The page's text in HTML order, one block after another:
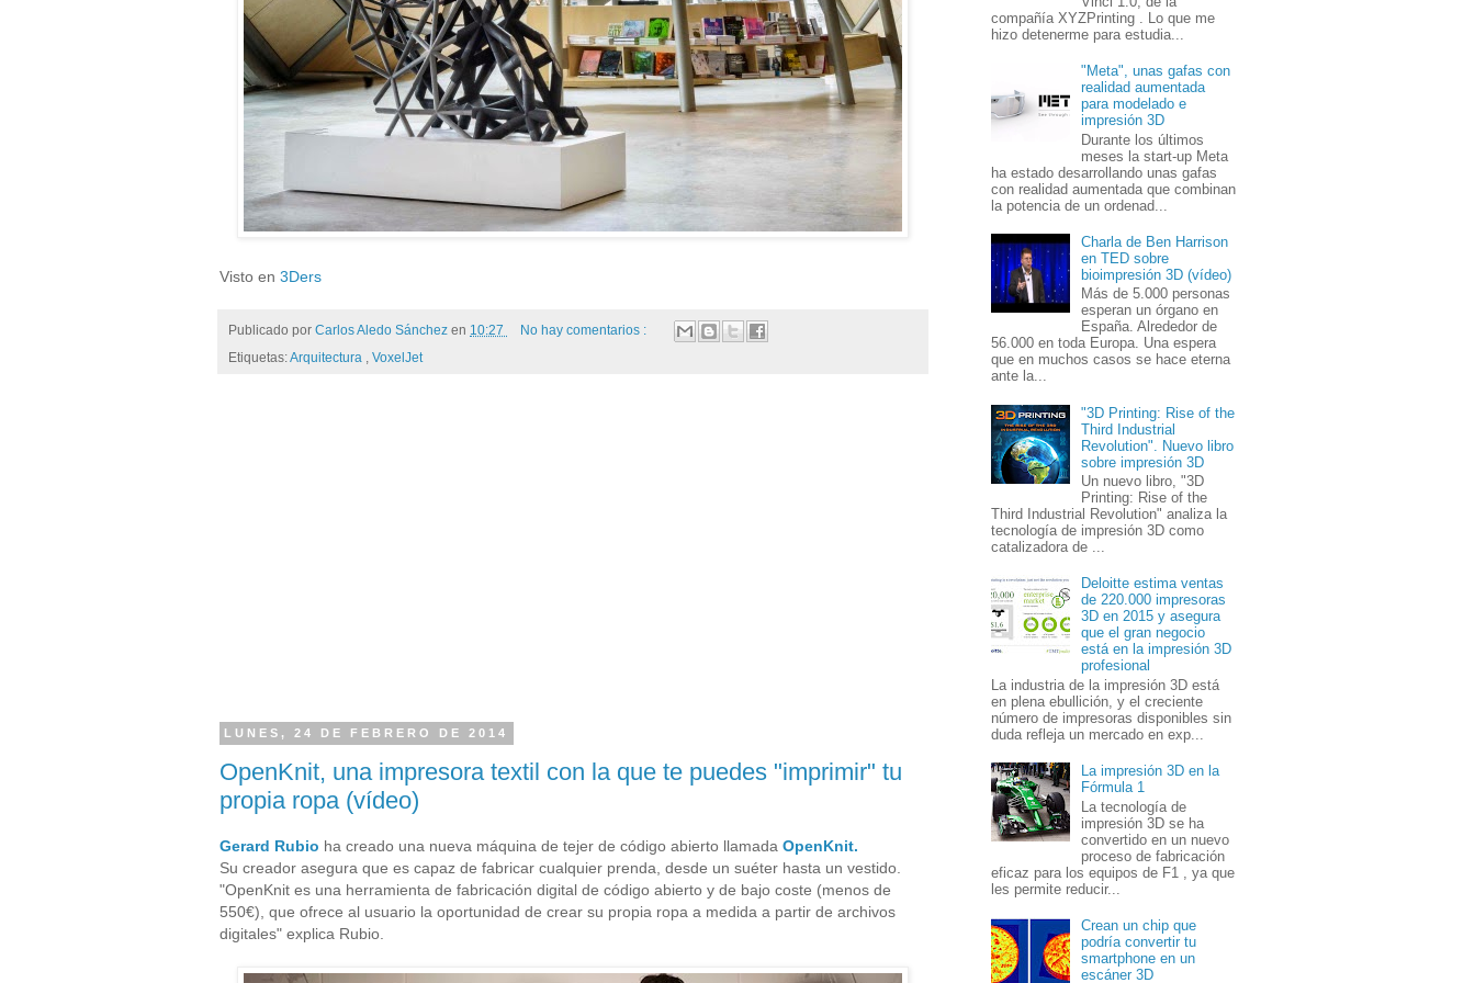
Visto en 3Ders
Publicado por Carlos Aledo Sánchez en 10:27
No hay comentarios :
Etiquetas:Arquitectura VoxelJet
LUNES, 24 DE FEBRERO DE 2014
OpenKnit, una impresora textil con la que te puedes "imprimir" tu
propia ropa (vídeo)
Gerard Rubio ha creado una nueva máquina de tejer de código abierto llamada OpenKnit.
Su creador asegura que es capaz de fabricar cualquier prenda, desde un suéter hasta un vestido.
"OpenKnit es una herramienta de fabricación digital de código abierto y de bajo coste (menos de
550€), que ofrece al usuario la oportunidad de crear su propia ropa a medida a partir de archivos
digitales" explica Rubio.
compañía XYZPrinting . Lo que me
hizo detenerme para estudia...
"Meta", unas gafas con
realidad aumentada
para modelado e
impresión 3D
Durante los últimos
meses la start-up Meta
ha estado desarrollando unas gafas
con realidad aumentada que combinan
la potencia de un ordenad...
Charla de Ben Harrison
en TED sobre
bioimpresión 3D (vídeo)
Más de 5.000 personas
esperan un órgano en
España. Alrededor de
56.000 en toda Europa. Una espera
que en muchos casos se hace eterna
ante la...
"3D Printing: Rise of the
Third Industrial
Revolution". Nuevo libro
sobre impresión 3D
Un nuevo libro, "3D
Printing: Rise of the
Third Industrial Revolution" analiza la
tecnología de impresión 3D como
catalizadora de ...
Deloitte estima ventas
de 220.000 impresoras
3D en 2015 y asegura
que el gran negocio
está en la impresión 3D
profesional
La industria de la impresión 3D está
en plena ebullición, y el creciente
número de impresoras disponibles sin
duda refleja un mercado en exp...
La impresión 3D en la
Fórmula 1
La tecnología de
impresión 3D se ha
convertido en un nuevo
proceso de fabricación
eficaz para los equipos de F1 , ya que
les permite reducir...
Crean un chip que
podría convertir tu
smartphone en un
escáner 3D